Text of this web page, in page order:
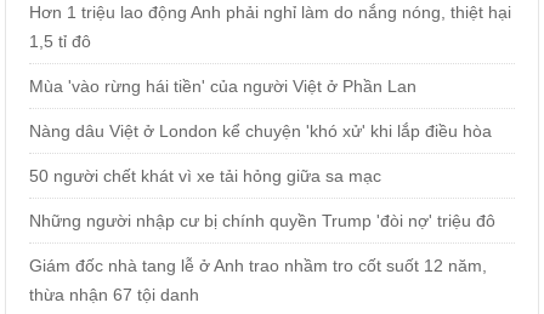
Hơn 1 triệu lao động Anh phải nghỉ làm do nắng nóng, thiệt hại
1,5 tỉ đô
Mùa 'vào rừng hái tiền' của người Việt ở Phần Lan
Nàng dâu Việt ở London kể chuyện 'khó xử' khi lắp điều hòa
50 người chết khát vì xe tải hỏng giữa sa mạc
Những người nhập cư bị chính quyền Trump 'đòi nợ' triệu đô
Giám đốc nhà tang lễ ở Anh trao nhầm tro cốt suốt 12 năm,
thừa nhận 67 tội danh